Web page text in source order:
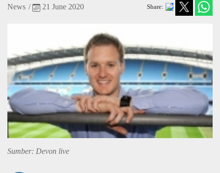
News / 21 June 2020 Share:
Sumber: Devon live